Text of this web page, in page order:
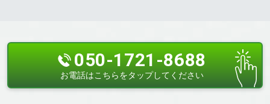
050-1721-8688
お電話はこちらをタップしてください